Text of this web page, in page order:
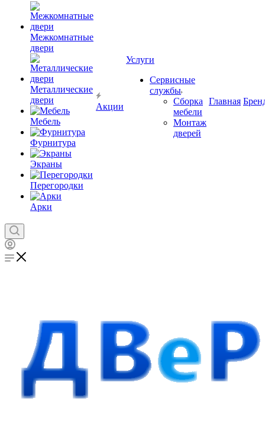
Межкомнатные
двери
Металлические
двери
Мебель
Фурнитура
Экраны
Перегородки
Арки
Акции
Услуги
Сервисные
службы
Сборка
мебели
Монтаж
дверей
Главная